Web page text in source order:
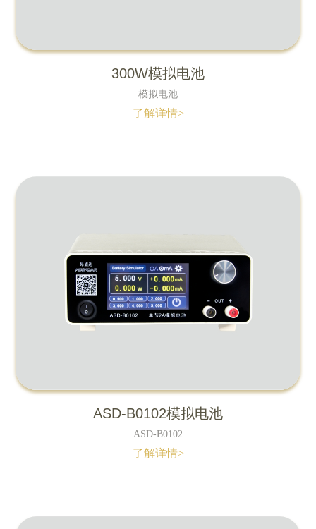
300W模拟电池
模拟电池
了解详情>
ASD-B0102模拟电池
ASD-B0102
了解详情>